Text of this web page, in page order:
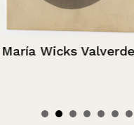
María Wicks Valverde